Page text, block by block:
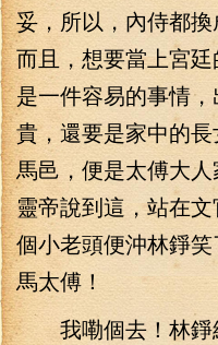
妥，所以，內侍都換
而且，想要當上宮
是一件容易的事情
貴，還要是家中的
馬邑，便是太傅大人
靈帝說到這，站在
個小老頭便沖林錚
馬太傅！
我嘞個去！林錚